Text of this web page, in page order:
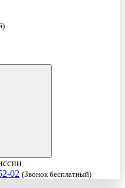
02 (Звонок бесплатный)